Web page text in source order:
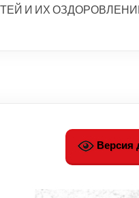
И ИХ
Версия